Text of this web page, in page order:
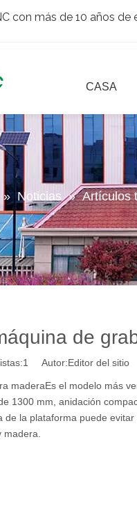
con más de 10 años de
CASA
» Noticias » Artículos
de
1 Autor:Editor del sitio
maderaEs el modelo más
1300 mm, anidación
de la plataforma puede